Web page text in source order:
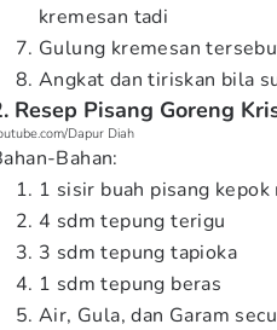
kremesan tadi
Gulung kremesan
Angkat dan tiriskan bila
Resep Pisang Goreng
Dapur Diah
Bahan:
1 sisir buah pisang kepok
4 sdm tepung terigu
3 sdm tepung tapioka
1 sdm tepung beras
Air, Gula, dan Garam